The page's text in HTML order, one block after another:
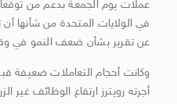
عملات يوم الجمعة بدعم من
في الولايات المتحدة من شأنها
عن تقرير بشأن ضعف النمو في
وكانت أحجام التعاملات ضعيفة